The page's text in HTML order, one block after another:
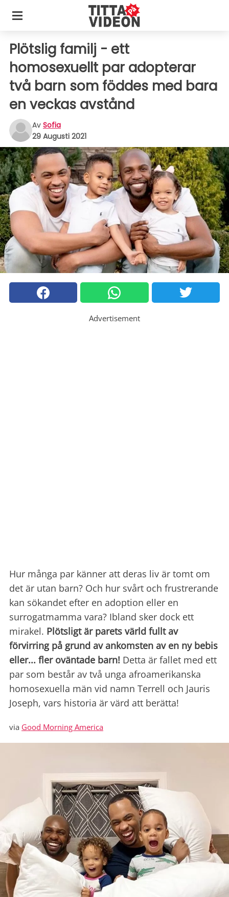
Plötslig familj - ett
homosexuellt par adopterar
två barn som föddes med bara
en veckas avstånd
Av Sofia
29 Augusti 2021
Advertisement
Hur många par känner att deras liv är tomt om
det är utan barn? Och hur svårt och frustrerande
kan sökandet efter en adoption eller en
surrogatmamma vara? Ibland sker dock ett
mirakel. Plötsligt är parets värld fullt av
förvirring på grund av ankomsten av en ny bebis
eller... fler oväntade barn! Detta är fallet med ett
par som består av två unga afroamerikanska
homosexuella män vid namn Terrell och Jauris
Joseph, vars historia är värd att berätta!
via Good Morning America